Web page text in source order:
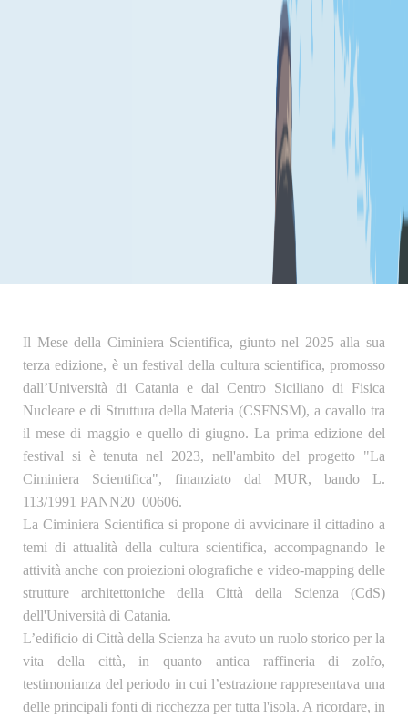
Il Mese della Ciminiera Scientifica, giunto nel 2025 alla sua
terza edizione, è un festival della cultura scientifica, promosso
dall’Università di Catania e dal Centro Siciliano di Fisica
Nucleare e di Struttura della Materia (CSFNSM), a cavallo tra
il mese di maggio e quello di giugno. La prima edizione del
festival si è tenuta nel 2023, nell'ambito del progetto "La
Ciminiera Scientifica", finanziato dal MUR, bando L.
113/1991 PANN20_00606.
La Ciminiera Scientifica si propone di avvicinare il cittadino a
temi di attualità della cultura scientifica, accompagnando le
attività anche con proiezioni olografiche e video-mapping delle
strutture architettoniche della Città della Scienza (CdS)
dell'Università di Catania.
L’edificio di Città della Scienza ha avuto un ruolo storico per la
vita della città, in quanto antica raffineria di zolfo,
testimonianza del periodo in cui l’estrazione rappresentava una
delle principali fonti di ricchezza per tutta l'isola. A ricordare, in